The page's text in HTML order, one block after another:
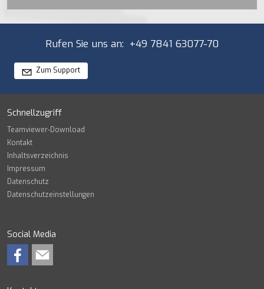
Rufen Sie uns an: +49 7841 63077-70
Zum Support
Schnellzugriff
Teamviewer-Download
Kontakt
Inhaltsverzeichnis
Impressum
Datenschutz
Datenschutzeinstellungen
Social Media